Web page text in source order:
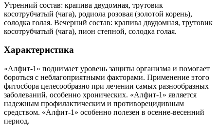
Утренний состав: крапива двудомная, трутовик
косотрубчатый (чага), родиола розовая (золотой корень),
солодка голая. Вечерний состав: крапива двудомная, трутовик
косотрубчатый (чага), пион степной, солодка голая.
Характеристика
«Алфит-1» поднимает уровень защиты организма и помогает
бороться с неблагоприятными факторами. Применение этого
фитосбора целесообразно при лечении самых разнообразных
заболеваний, особенно хронических. «Алфит-1» является
надежным профилактическим и противорецидивным
средством. «Алфит-1» особенно полезен в осенне-весенний
период.